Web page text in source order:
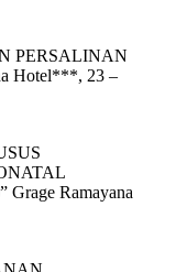
PERSALINAN
Hotel***, 23 –
Ramayana